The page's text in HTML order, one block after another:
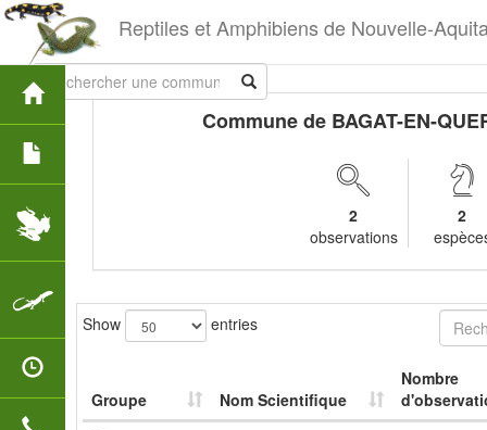
Reptiles et Amphibiens de Nouvelle-
Commune de BAGAT-EN-
2
observations
2
Show entries
Groupe Nom Scientifique
Nombre